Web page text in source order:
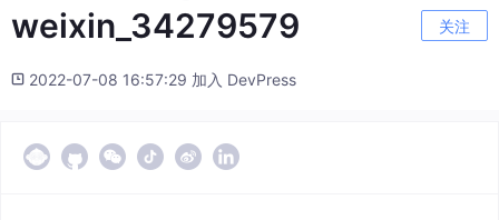
weixin_34279579 关注
2022-07-08 16:57:29 加入 DevPress